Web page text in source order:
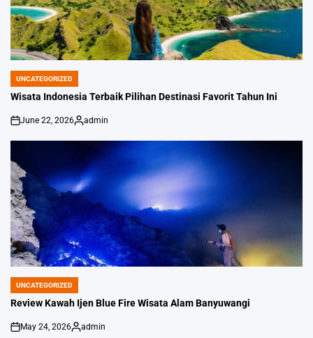
POSTED
IN
UNCATEGORIZED
Wisata Indonesia Terbaik Pilihan Destinasi Favorit Tahun Ini
on
June 22, 2026
Posted
admin
POSTED
IN
UNCATEGORIZED
Review Kawah Ijen Blue Fire Wisata Alam Banyuwangi
on
May 24, 2026
Posted
admin